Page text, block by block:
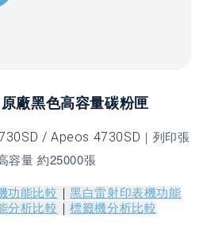
廠黑色高容量碳粉匣
/ Apeos 4730SD ｜列印張
容量 約25000張
功能比較 ｜黑白雷射印表機功能
分析比較 ｜標籤機分析比較